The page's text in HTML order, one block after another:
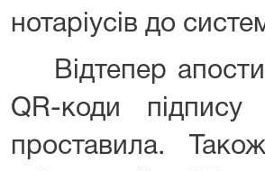
нотаріусів до
Відтепер
QR-коди
проставила.